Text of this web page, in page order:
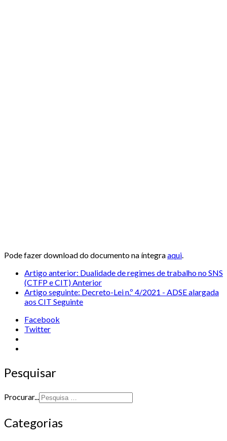
Pode fazer download do documento na íntegraaqui
Artigo anterior: Dualidade de regimes de trabalho no SNS
(CTFP e CIT) Anterior
Artigo seguinte: Decreto-Lei n.º 4/2021 - ADSE alargada
aos CIT Seguinte
Facebook
Twitter
Pesquisar
Procurar...
Categorias